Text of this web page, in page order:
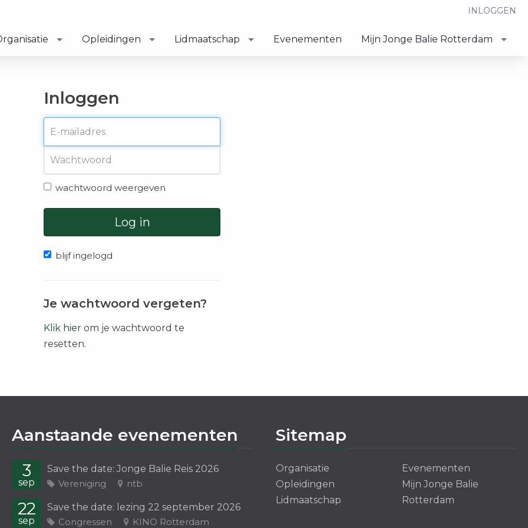
INLOGGEN
Opleidingen Lidmaatschap Evenementen Mijn Jonge Balie Rotterdam
Inloggen
wachtwoord weergeven
Log in
blijf ingelogd
Je wachtwoord vergeten?
Klik hier om je wachtwoord te
resetten.
Aanstaande evenementen
3
sep
Save the date: Jonge Balie Reis 2026
Vereniging
ntb
22
sep
Save the date: lezing 22 september 2026
Congressen
KINO Rotterdam
Sitemap
Organisatie
Opleidingen
Lidmaatschap
Evenementen
Mijn Jonge Balie
Rotterdam